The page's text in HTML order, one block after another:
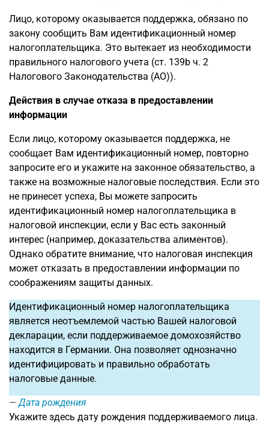
Лицо, которому оказывается поддержка, обязано по
закону сообщить Вам идентификационный номер
налогоплательщика. Это вытекает из необходимости
правильного налогового учета (ст. 139b ч. 2
Налогового Законодательства (AO)).
Действия в случае отказа в предоставлении
информации
Если лицо, которому оказывается поддержка, не
сообщает Вам идентификационный номер, повторно
запросите его и укажите на законное обязательство, а
также на возможные налоговые последствия. Если это
не принесет успеха, Вы можете запросить
идентификационный номер налогоплательщика в
налоговой инспекции, если у Вас есть законный
интерес (например, доказательства алиментов).
Однако обратите внимание, что налоговая инспекция
может отказать в предоставлении информации по
соображениям защиты данных.
Идентификационный номер налогоплательщика
является неотъемлемой частью Вашей налоговой
декларации, если поддерживаемое домохозяйство
находится в Германии. Она позволяет однозначно
идентифицировать и правильно обработать
налоговые данные.
Дата рождения
Укажите здесь дату рождения поддерживаемого лица.